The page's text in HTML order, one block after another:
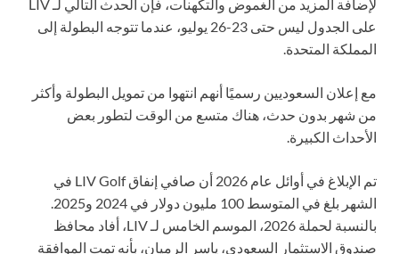
لإضافة المزيد من الغموض والتكهنات، فإن الحدث التالي لـ LIV
على الجدول ليس حتى 23-26 يوليو، عندما تتوجه البطولة إلى
المملكة المتحدة.
مع إعلان السعوديين رسميًا أنهم انتهوا من تمويل البطولة وأكثر
من شهر بدون حدث، هناك متسع من الوقت لتطور بعض
الأحداث الكبيرة.
تم الإبلاغ في أوائل عام 2026 أن صافي إنفاق LIV Golf في
الشهر بلغ في المتوسط 100 مليون دولار في 2024 و2025.
بالنسبة لحملة 2026، الموسم الخامس لـ LIV، أفاد محافظ
صندوق الاستثمار السعودي، ياسر الرميان، بأنه تمت الموافقة